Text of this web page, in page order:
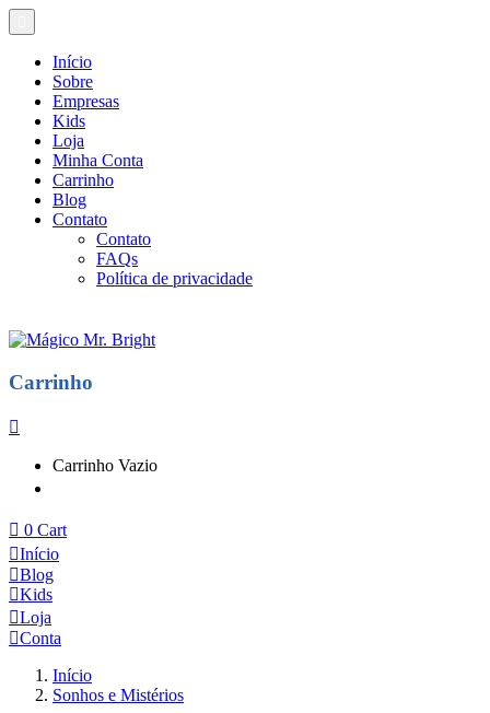
Início
Sobre
Empresas
Kids
Loja
Minha Conta
Carrinho
Blog
Contato
Contato
FAQs
Política de privacidade
Carrinho
Carrinho Vazio
0 Cart
Início
Blog
Kids
Loja
Conta
Início
Sonhos e Mistérios